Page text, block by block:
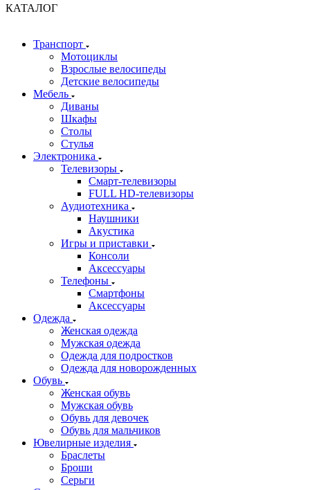
КАТАЛОГ
Транспорт
Мотоциклы
Взрослые велосипеды
Детские велосипеды
Мебель
Диваны
Шкафы
Столы
Стулья
Электроника
Телевизоры
Смарт-телевизоры
FULL HD-телевизоры
Аудиотехника
Наушники
Акустика
Игры и приставки
Консоли
Аксессуары
Телефоны
Смартфоны
Аксессуары
Одежда
Женская одежда
Мужская одежда
Одежда для подростков
Одежда для новорожденных
Обувь
Женская обувь
Мужская обувь
Обувь для девочек
Обувь для мальчиков
Ювелирные изделия
Браслеты
Броши
Серьги